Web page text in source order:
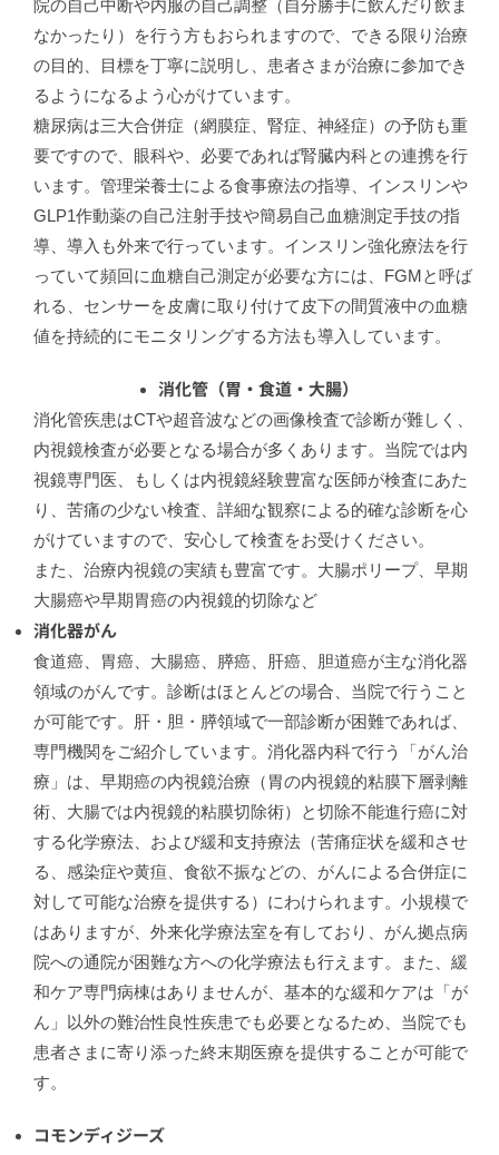
院の自己中断や内服の自己調整（自分勝手に飲んだり飲ま
なかったり）を行う方もおられますので、できる限り治療
の目的、目標を丁寧に説明し、患者さまが治療に参加でき
るようになるよう心がけています。
糖尿病は三大合併症（網膜症、腎症、神経症）の予防も重
要ですので、眼科や、必要であれば腎臓内科との連携を行
います。管理栄養士による食事療法の指導、インスリンや
GLP1作動薬の自己注射手技や簡易自己血糖測定手技の指
導、導入も外来で行っています。インスリン強化療法を行
っていて頻回に血糖自己測定が必要な方には、FGMと呼ば
れる、センサーを皮膚に取り付けて皮下の間質液中の血糖
値を持続的にモニタリングする方法も導入しています。
消化管（胃・食道・大腸）
消化管疾患はCTや超音波などの画像検査で診断が難しく、
内視鏡検査が必要となる場合が多くあります。当院では内
視鏡専門医、もしくは内視鏡経験豊富な医師が検査にあた
り、苦痛の少ない検査、詳細な観察による的確な診断を心
がけていますので、安心して検査をお受けください。
また、治療内視鏡の実績も豊富です。大腸ポリープ、早期
大腸癌や早期胃癌の内視鏡的切除など
消化器がん
食道癌、胃癌、大腸癌、膵癌、肝癌、胆道癌が主な消化器
領域のがんです。診断はほとんどの場合、当院で行うこと
が可能です。肝・胆・膵領域で一部診断が困難であれば、
専門機関をご紹介しています。消化器内科で行う「がん治
療」は、早期癌の内視鏡治療（胃の内視鏡的粘膜下層剥離
術、大腸では内視鏡的粘膜切除術）と切除不能進行癌に対
する化学療法、および緩和支持療法（苦痛症状を緩和させ
る、感染症や黄疸、食欲不振などの、がんによる合併症に
対して可能な治療を提供する）にわけられます。小規模で
はありますが、外来化学療法室を有しており、がん拠点病
院への通院が困難な方への化学療法も行えます。また、緩
和ケア専門病棟はありませんが、基本的な緩和ケアは「が
ん」以外の難治性良性疾患でも必要となるため、当院でも
患者さまに寄り添った終末期医療を提供することが可能で
す。
コモンディジーズ